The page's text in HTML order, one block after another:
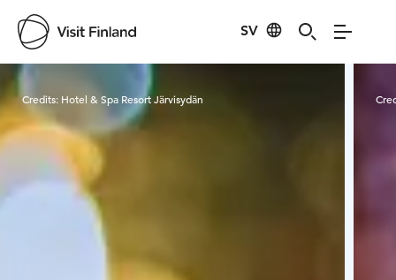
SV
Visit Finland
Credits: Hotel & Spa Resort Järvisydän